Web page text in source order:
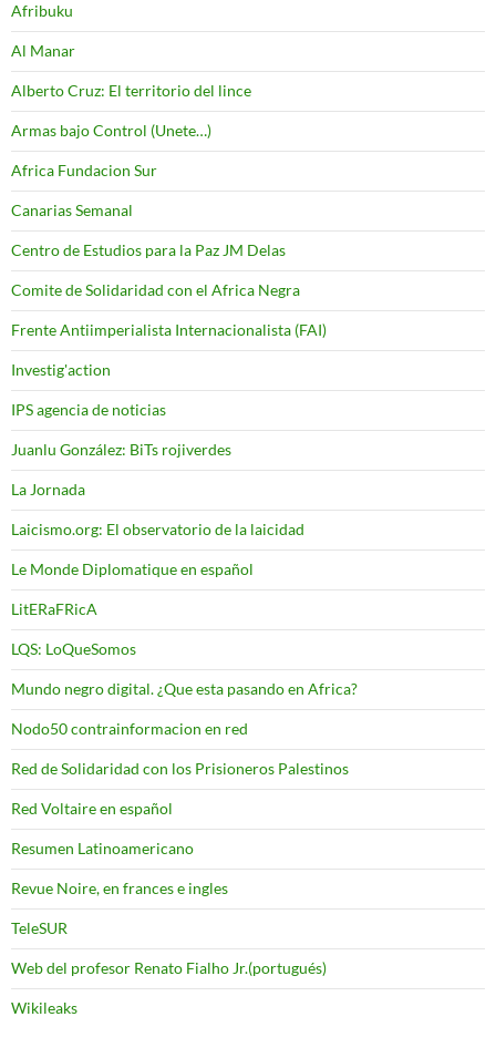
Afribuku
Al Manar
Alberto Cruz: El territorio del lince
Armas bajo Control (Unete…)
Africa Fundacion Sur
Canarias Semanal
Centro de Estudios para la Paz JM Delas
Comite de Solidaridad con el Africa Negra
Frente Antiimperialista Internacionalista (FAI)
Investig'action
IPS agencia de noticias
Juanlu González: BiTs rojiverdes
La Jornada
Laicismo.org: El observatorio de la laicidad
Le Monde Diplomatique en español
LitERaFRicA
LQS: LoQueSomos
Mundo negro digital. ¿Que esta pasando en Africa?
Nodo50 contrainformacion en red
Red de Solidaridad con los Prisioneros Palestinos
Red Voltaire en español
Resumen Latinoamericano
Revue Noire, en frances e ingles
TeleSUR
Web del profesor Renato Fialho Jr.(portugués)
Wikileaks